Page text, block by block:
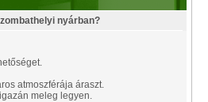
nyárban?
atmoszférája áraszt.
meleg legyen.